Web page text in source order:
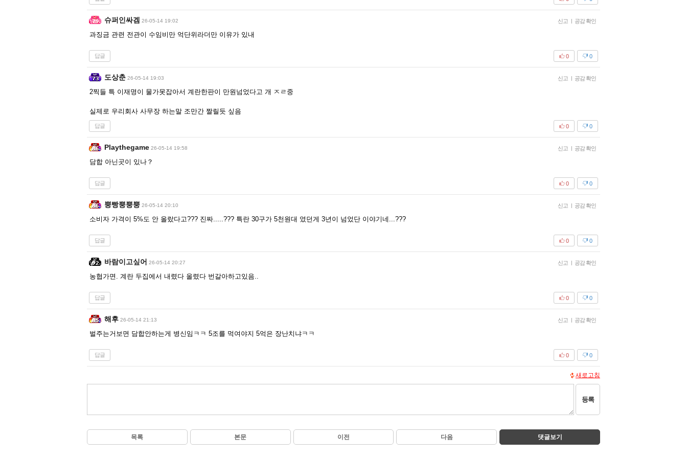
슈퍼인싸겜 26-05-14 19:02 신고 | 공감 확인
과징금 관련 전관이 수임비만 억단위라더만 이유가 있내
답글 0
0
도상춘 26-05-14 19:03 신고 | 공감 확인
2찍들 특 이재명이 물가못잡아서 계란한판이 만원넘었다고 개 ㅈㄹ중
실제로 우리회사 사무장 하는말 조만간 짤릴듯 싶음
답글 0
0
Playthegame 26-05-14 19:58 신고 | 공감 확인
담합 아닌곳이 있나？
답글 0
0
뿡빵뿡뿡뿡 26-05-14 20:10 신고 | 공감 확인
소비자 가격이 5%도 안 올랐다고??? 진짜.....??? 특란 30구가 5천원대 였던게 3년이 넘었단 이야기네...???
답글 0
0
바람이고싶어 26-05-14 20:27 신고 | 공감 확인
농협가면. 계란 두집에서 내렸다 올렸다 번갈아하고있음..
답글 0
0
해후 26-05-14 21:13 신고 | 공감 확인
벌주는거보면 담합안하는게 병신임ㅋㅋ 5조를 먹여야지 5억은 장난치냐ㅋㅋ
답글 0
0
새로고침
등록
목록 본문 이전 다음 댓글보기